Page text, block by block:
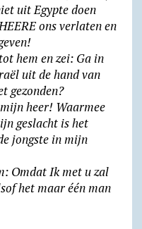
uit Egypte doen
ons verlaten en
hem en zei: Ga in
uit de hand van
gezonden?
heer! Waarmee
geslacht is het
jongste in mijn
Omdat Ik met u zal
het maar één man